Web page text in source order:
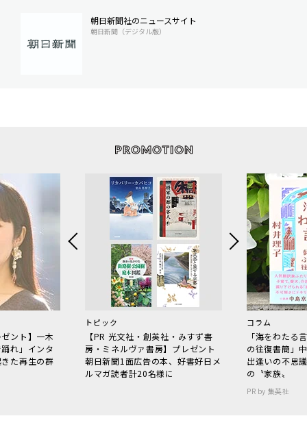
朝日新聞社のニュースサイト
朝日新聞（デジタル版）
ント】一木
れ」インタ
た再生の群
トピック
【PR 光文社・創英社・みすず書
房・ミネルヴァ書房】プレゼント
朝日新聞1面広告の本、好書好日メ
ルマガ読者計20名様に
コラム
「海をわた
の往復書簡」
出逢いの不思
の〝家族〟
PR by 集英社